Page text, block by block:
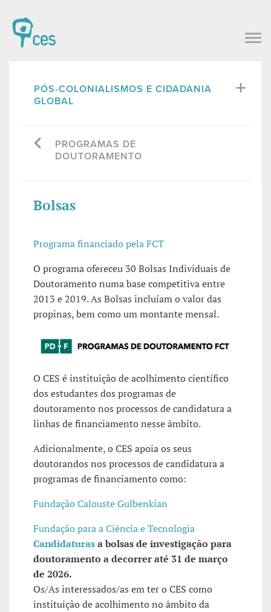
PÓS-COLONIALISMOS E CIDADANIA
GLOBAL
PROGRAMAS DE
DOUTORAMENTO
Bolsas
Programa financiado pela FCT
O programa ofereceu 30 Bolsas Individuais de
Doutoramento numa base competitiva entre
2013 e 2019. As Bolsas incluíam o valor das
propinas, bem como um montante mensal.
O CES é instituição de acolhimento científico
dos estudantes dos programas de
doutoramento nos processos de candidatura a
linhas de financiamento nesse âmbito.
Adicionalmente, o CES apoia os seus
doutorandos nos processos de candidatura a
programas de financiamento como:
Fundação Calouste Gulbenkian
Fundação para a Ciência e Tecnologia
Candidaturasa bolsas de investigação para
doutoramento a decorrer até 31 de março
de 2026.
Os/As interessados/as em ter o CES como
instituição de acolhimento no âmbito da